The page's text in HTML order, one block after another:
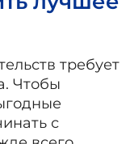
требует
Чтобы
с